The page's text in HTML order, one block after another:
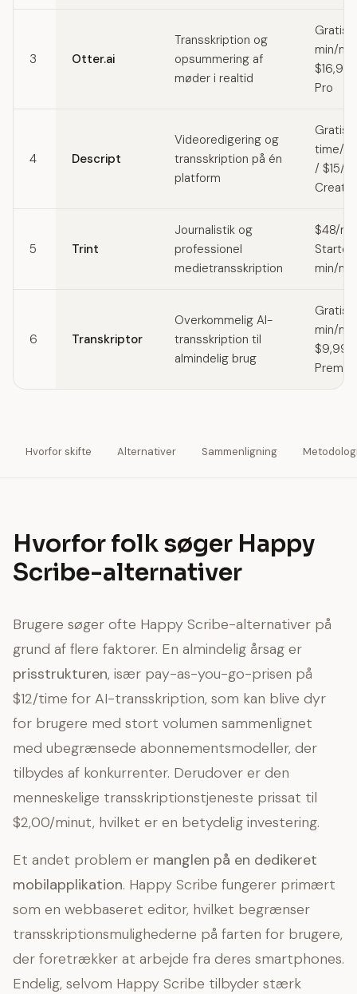
3 Otter.ai
Transskription og
opsummering af
møder i realtid
Gratis
min/
Pro
4 Descript
Videoredigering og
transskription på én
platform
Gratis
time/
/ $15/
Creator
5 Trint
Journalistik og
professionel
medietransskription
$48/
min/
6 Transkriptor
Overkommelig AI-
transskription til
almindelig brug
Gratis
min/
$9,99/
Hvorfor skifte Alternativer Sammenligning
Hvorfor folk søger Happy
Scribe-alternativer
Brugere søger ofte Happy Scribe-alternativer på
grund af flere faktorer. En almindelig årsag er
prisstrukturen, især pay-as-you-go-prisen på
$12/time for AI-transskription, som kan blive dyr
for brugere med stort volumen sammenlignet
med ubegrænsede abonnementsmodeller, der
tilbydes af konkurrenter. Derudover er den
menneskelige transskriptionstjeneste prissat til
$2,00/minut, hvilket er en betydelig investering.
Et andet problem er manglen på en dedikeret
mobilapplikation. Happy Scribe fungerer primært
som en webbaseret editor, hvilket begrænser
transskriptionsmulighederne på farten for brugere,
der foretrækker at arbejde fra deres smartphones.
Endelig, selvom Happy Scribe tilbyder stærk